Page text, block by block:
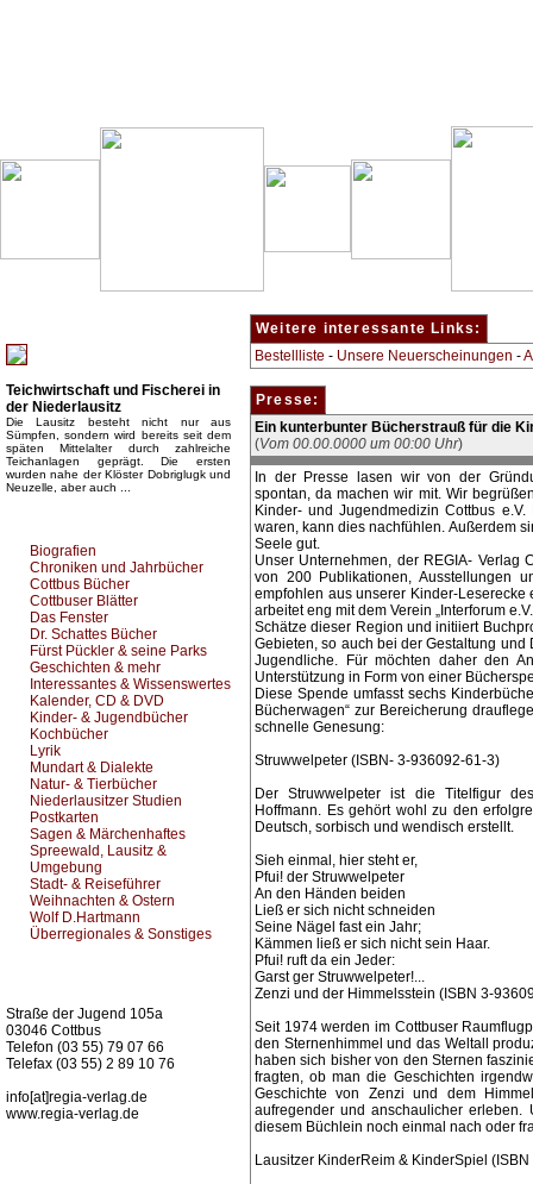
Teichwirtschaft und Fischerei in
der Niederlausitz
Die Lausitz besteht nicht nur aus
Sümpfen, sondern wird bereits seit dem
späten Mittelalter durch zahlreiche
Teichanlagen geprägt. Die ersten
wurden nahe der Klöster Dobriglugk und
Neuzelle, aber auch ...
Biografien
Chroniken und Jahrbücher
Cottbus Bücher
Cottbuser Blätter
Das Fenster
Dr. Schattes Bücher
Fürst Pückler & seine Parks
Geschichten & mehr
Interessantes & Wissenswertes
Kalender, CD & DVD
Kinder- & Jugendbücher
Kochbücher
Lyrik
Mundart & Dialekte
Natur- & Tierbücher
Niederlausitzer Studien
Postkarten
Sagen & Märchenhaftes
Spreewald, Lausitz &
Umgebung
Stadt- & Reiseführer
Weihnachten & Ostern
Wolf D.Hartmann
Überregionales & Sonstiges
Straße der Jugend 105a
03046 Cottbus
Telefon (03 55) 79 07 66
Telefax (03 55) 2 89 10 76
info[at]regia-verlag.de
www.regia-verlag.de
Weitere interessante Links:
Bestellliste - Unsere Neuerscheinungen -
Presse:
Ein kunterbunter Bücherstrauß für die
(Vom 00.00.0000 um 00:00 Uhr)
In der Presse lasen wir von der
spontan, da machen wir mit. Wir
Kinder- und Jugendmedizin Cottbus
waren, kann dies nachfühlen. Außerdem
Seele gut.
Unser Unternehmen, der REGIA- Verlag
von 200 Publikationen, Ausstellungen
empfohlen aus unserer Kinder-
arbeitet eng mit dem Verein „Interforum
Schätze dieser Region und initiiert
Gebieten, so auch bei der Gestaltung
Jugendliche. Für möchten daher den
Unterstützung in Form von einer
Diese Spende umfasst sechs
Bücherwagen“ zur Bereicherung
schnelle Genesung:
Struwwelpeter (ISBN- 3-936092-61-3)
Der Struwwelpeter ist die Titelfigur
Hoffmann. Es gehört wohl zu den
Deutsch, sorbisch und wendisch erstellt.
Sieh einmal, hier steht er,
Pfui! der Struwwelpeter
An den Händen beiden
Ließ er sich nicht schneiden
Seine Nägel fast ein Jahr;
Kämmen ließ er sich nicht sein Haar.
Pfui! ruft da ein Jeder:
Garst ger Struwwelpeter!...
Zenzi und der Himmelsstein (ISBN 3-
Seit 1974 werden im Cottbuser
den Sternenhimmel und das Weltall
haben sich bisher von den Sternen
fragten, ob man die Geschichten
Geschichte von Zenzi und dem
aufregender und anschaulicher
diesem Büchlein noch einmal nach oder
Lausitzer KinderReim & KinderSpiel